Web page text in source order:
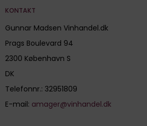
KONTAKT
Gunnar Madsen Vinhandel.dk
Prags Boulevard 94
2300 København S
DK
Telefonnr.: 32951809
E-mail: amager@vinhandel.dk